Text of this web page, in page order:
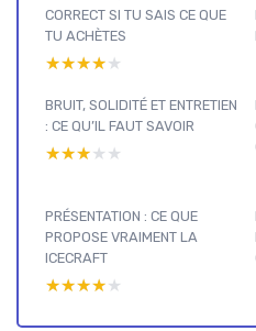
CORRECT SI TU SAIS CE QUE
TU ACHÈTES
★★★★★
★★★★★
BRUIT, SOLIDITÉ ET ENTRETIEN
: CE QU’IL FAUT SAVOIR
★★★★★
★★★★★
PRÉSENTATION : CE QUE
PROPOSE VRAIMENT LA
ICECRAFT
★★★★★
★★★★★